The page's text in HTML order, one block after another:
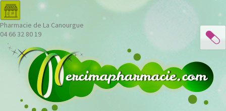
Pharmacie de La Canourgue
04 66 32 80 19